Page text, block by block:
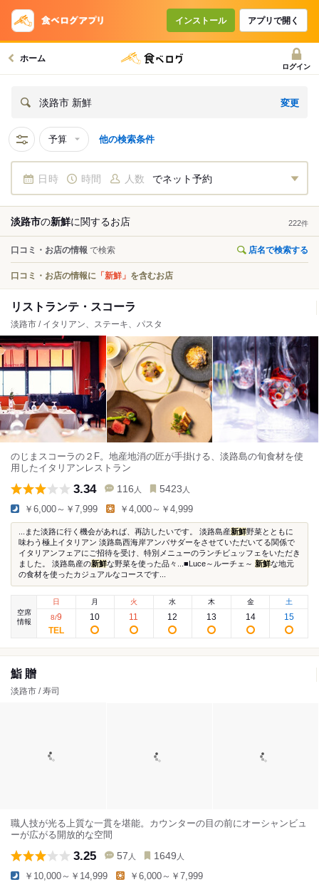
インストール アプリで開く
ホーム
ログイン
淡路市 新鮮 変更
予算 他の検索条件
日時 時間 人数 でネット予約
淡路市の新鮮に関するお店 222件
口コミ・お店の情報 で検索 店名で検索する
口コミ・お店の情報に 「新鮮」 を含むお店
リストランテ・スコーラ
淡路市 / イタリアン、ステーキ、パスタ
のじまスコーラの２F。地産地消の匠が手掛ける、淡路島の旬食材を使
用したイタリアンレストラン
3.34 116 人 5423 人
￥6,000～￥7,999 ￥4,000～￥4,999
...また淡路に行く機会があれば、再訪したいです。 淡路島産新鮮野菜とともに
味わう極上イタリアン 淡路島西海岸アンバサダーをさせていただいてる関係で
イタリアンフェアにご招待を受け、特別メニューのランチビュッフェをいただき
ました。 淡路島産の新鮮な野菜を使った品々...■Luce～ルーチェ～ 新鮮な地元
の食材を使ったカジュアルなコースです...
空席
情報
日
8/9
月
10
火
11
水
12
木
13
金
14
土
15
鮨 贈
淡路市 / 寿司
職人技が光る上質な一貫を堪能。カウンターの目の前にオーシャンビュ
ーが広がる開放的な空間
3.25 57 人 1649 人
￥10,000～￥14,999 ￥6,000～￥7,999